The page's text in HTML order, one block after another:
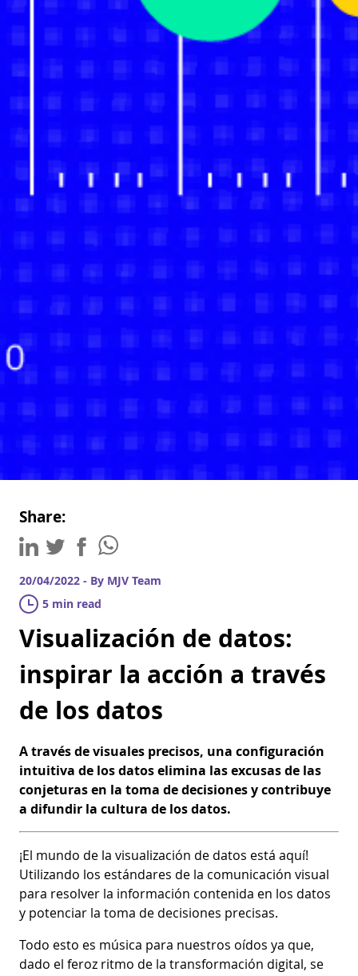
Share:
20/04/2022 - By MJV Team
5 min read
Visualización de datos:
inspirar la acción a través
de los datos
A través de visuales precisos, una configuración
intuitiva de los datos elimina las excusas de las
conjeturas en la toma de decisiones y contribuye
a difundir la cultura de los datos.
¡El mundo de la visualización de datos está aquí!
Utilizando los estándares de la comunicación visual
para resolver la información contenida en los datos
y potenciar la toma de decisiones precisas.
Todo esto es música para nuestros oídos ya que,
dado el feroz ritmo de la transformación digital, se